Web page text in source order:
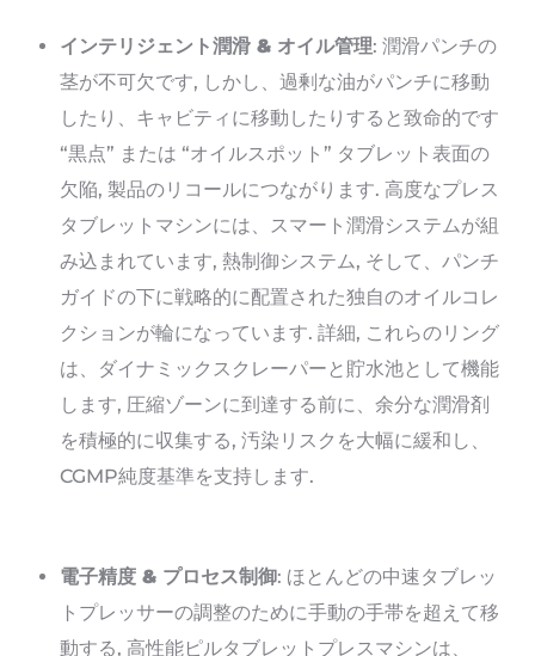
インテリジェント潤滑 & オイル管理: 潤滑パンチの
茎が不可欠です, しかし、過剰な油がパンチに移動
したり、キャビティに移動したりすると致命的です
“黒点” または “オイルスポット” タブレット表面の
欠陥, 製品のリコールにつながります. 高度なプレス
タブレットマシンには、スマート潤滑システムが組
み込まれています, 熱制御システム, そして、パンチ
ガイドの下に戦略的に配置された独自のオイルコレ
クションが輪になっています. 詳細, これらのリング
は、ダイナミックスクレーパーと貯水池として機能
します, 圧縮ゾーンに到達する前に、余分な潤滑剤
を積極的に収集する, 汚染リスクを大幅に緩和し、
CGMP純度基準を支持します.
電子精度 & プロセス制御: ほとんどの中速タブレッ
トプレッサーの調整のために手動の手帯を超えて移
動する, 高性能ピルタブレットプレスマシンは、